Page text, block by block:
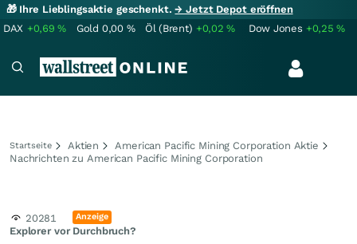
🎁 Ihre Lieblingsaktie geschenkt.→ Jetzt Depot eröffnen
DAX +0,69% Gold 0,00 % Öl (Brent) +0,02% Dow Jones +0,25%
Startseite Aktien
American Pacific Mining Corporation Aktie
Nachrichten zu American Pacific Mining Corporation
Explorer vor Durchbruch?
20281 Anzeige